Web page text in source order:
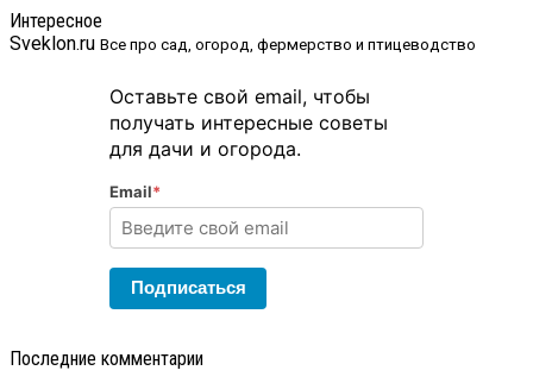
Интересное
Sveklon.ru Все про сад, огород, фермерство и птицеводство
Оставьте свой email, чтобы
получать интересные советы
для дачи и огорода.
Email*
Подписаться
Последние комментарии